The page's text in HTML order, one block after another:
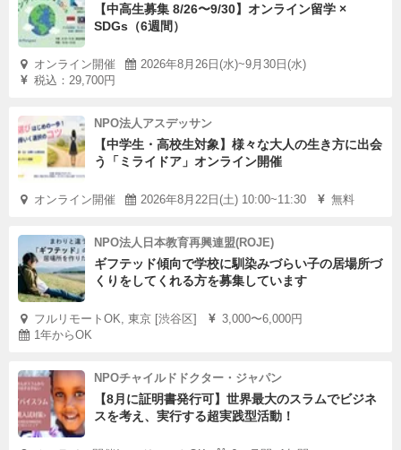
【中高生募集 8/26〜9/30】オンライン留学 ×
SDGs（6週間）
オンライン開催
2026年8月26日(水)~9月30日(水)
税込：29,700円
NPO法人アスデッサン
【中学生・高校生対象】様々な大人の生き方に出会
う「ミライドア」オンライン開催
オンライン開催 2026年8月22日(土) 10:00~11:30 無料
NPO法人日本教育再興連盟(ROJE)
ギフテッド傾向で学校に馴染みづらい子の居場所づ
くりをしてくれる方を募集しています
フルリモートOK, 東京 [渋谷区]
3,000〜6,000円
1年からOK
NPOチャイルドドクター・ジャパン
【8月に証明書発行可】世界最大のスラムでビジネ
スを考え、実行する超実践型活動！